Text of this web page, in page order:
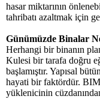
hasar miktarının
tahribatı azaltmak için
Günümüzde Binalar
Herhangi bir binanın
Kulesi bir tarafa doğru
başlamıştır. Yapısal
hayati bir faktördür. BIM
yüklenicinin